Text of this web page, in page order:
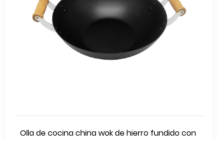
Olla de cocina china wok de hierro fundido con